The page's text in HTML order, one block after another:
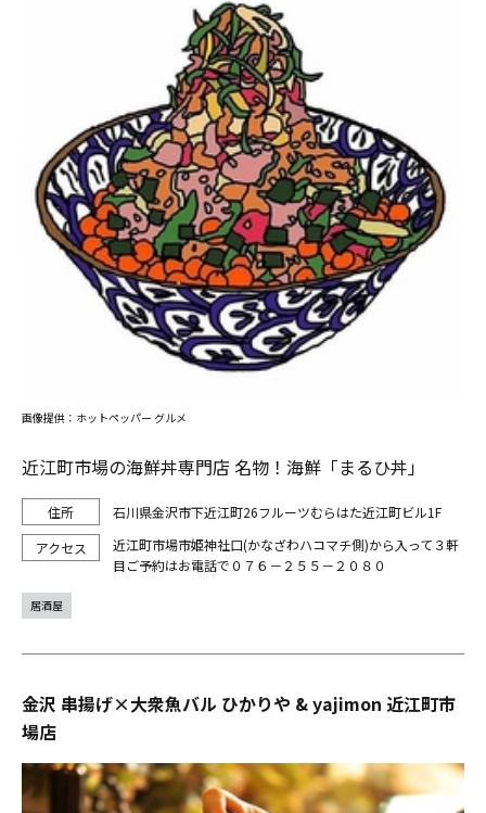
近江町市場の海鮮丼専門店 名物！海鮮「まるひ丼」
石川県金沢市下近江町26フルーツむらはた近江町ビル1F
近江町市場市姫神社口(かなざわハコマチ側)から入って３軒
目ご予約はお電話で０７６－２５５－２０８０
画像提供：ホットペッパー グルメ
居酒屋
金沢 串揚げ×大衆魚バル ひかりや & yajimon 近江町市
場店